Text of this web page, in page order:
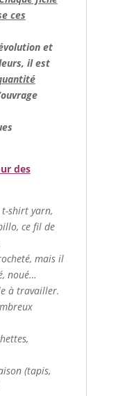
ces
et
il est
des
shirt yarn,
ce fil de
mais il
noué…
à travailler.
(tapis,